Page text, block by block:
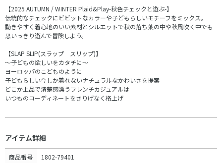
【2025 AUTUMN / WINTER Plaid&Play-秋色チェックと遊ぶ-】
伝統的なチェックにビビットなカラーや子どもらしいモチーフをミックス。
動きやすく着心地のいい素材とシルエットで秋の落ち葉の中や秋風吹く中でも
思いっきり遊んで冒険しよう。
【SLAP SLIP(スラップ スリップ)】
～子どもの欲しいをカタチに～
ヨーロッパのこどものように
子どもらしい今しか着れないナチュラルなかわいさを提案
どこか上品で清楚感漂うフレンチカジュアルは
いつものコーディネートをさりげなく格上げ
アイテム詳細
商品番号 1802-79401